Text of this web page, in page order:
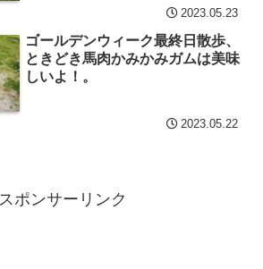
2023.05.23
ゴールデンウィーク最終日散歩、
ときどき馬肉かみかみガムは美味
しいよ！。
2023.05.22
スポンサーリンク